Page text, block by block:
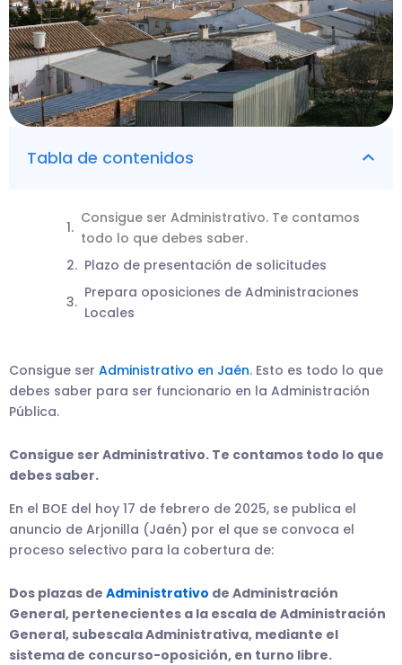
Tabla de contenidos
Consigue ser Administrativo. Te contamos
todo lo que debes saber.
Plazo de presentación de solicitudes
Prepara oposiciones de Administraciones
Locales
Consigue ser Administrativo en Jaén. Esto es todo lo que
debes saber para ser funcionario en la Administración
Pública.
Consigue ser Administrativo. Te contamos todo lo que
debes saber.
En el BOE del hoy 17 de febrero de 2025, se publica el
anuncio de Arjonilla (Jaén) por el que se convoca el
proceso selectivo para la cobertura de:
Dos plazas de Administrativo de Administración
General, pertenecientes a la escala de Administración
General, subescala Administrativa, mediante el
sistema de concurso-oposición, en turno libre.